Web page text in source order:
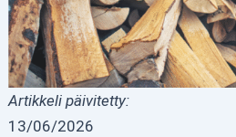
Artikkeli päivitetty:
13/06/2026